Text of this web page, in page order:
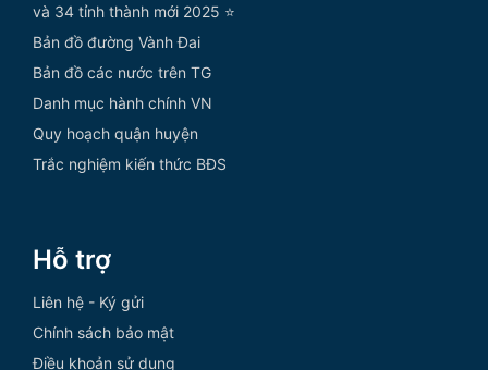
và 34 tỉnh thành mới 2025 ⭐
Bản đồ đường Vành Đai
Bản đồ các nước trên TG
Danh mục hành chính VN
Quy hoạch quận huyện
Trắc nghiệm kiến thức BĐS
Hỗ trợ
Liên hệ - Ký gửi
Chính sách bảo mật
Điều khoản sử dụng